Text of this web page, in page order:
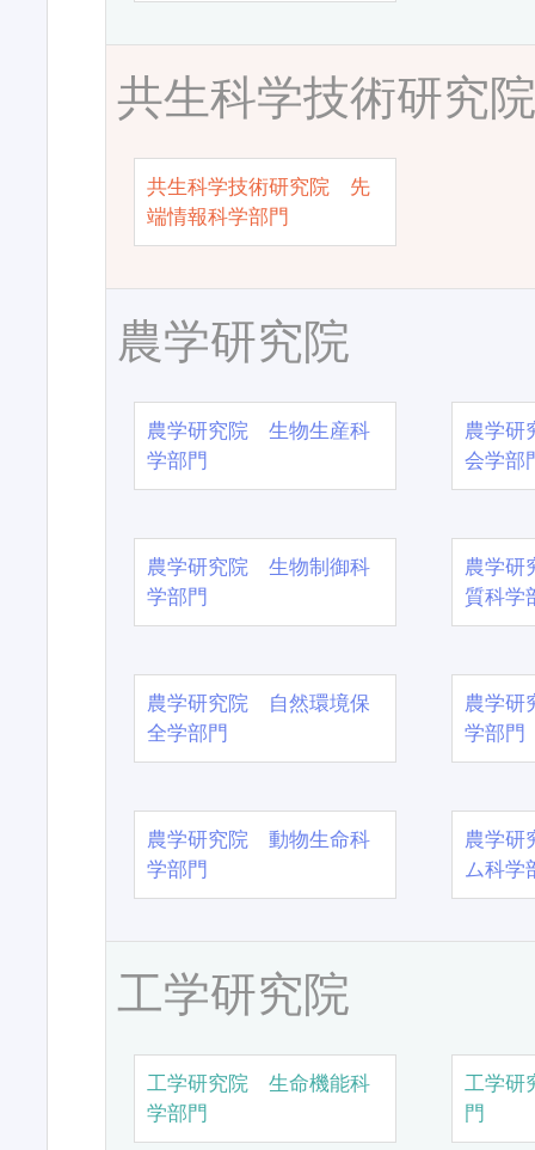
共生科学技術研究
共生科学技術研究院 先
端情報科学部門
農学研究院
農学研究院 生物生産科
学部門
農学
会学部
農学研究院 生物制御科
学部門
農学
質科学
農学研究院 自然環境保
全学部門
農学
学部門
農学研究院 動物生命科
学部門
農学
ム科学
工学研究院
工学研究院 生命機能科
学部門
工学研
門